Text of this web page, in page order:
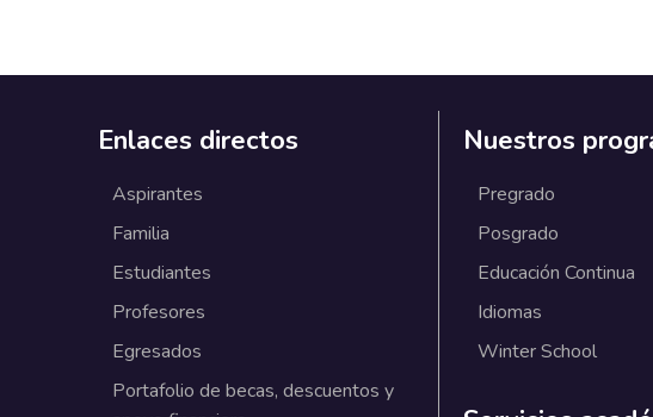
Enlaces directos
Aspirantes
Familia
Estudiantes
Profesores
Egresados
Portafolio de becas, descuentos y
Nuestros
Pregrado
Posgrado
Educación Continua
Idiomas
Winter School